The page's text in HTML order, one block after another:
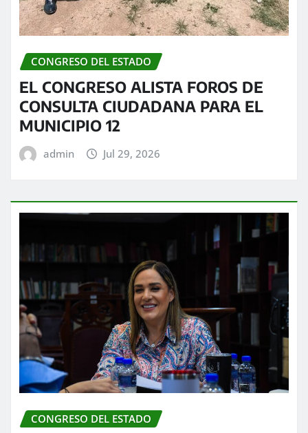
CONGRESO DEL ESTADO
EL CONGRESO ALISTA FOROS DE
CONSULTA CIUDADANA PARA EL
MUNICIPIO 12
admin Jul 29, 2026
CONGRESO DEL ESTADO